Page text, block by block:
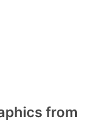
from